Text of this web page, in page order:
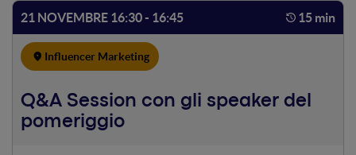
adottato da mesi i tone of voice più disparati per veicolare
messaggi ben specifici e ricorrenti. Analizzeremo nel
dettaglio e con numeri alla mano come il mercato
mesi traendone interessanti spunti di riflessione,
vestendo sia i panni delle aziende che dei creator.
Approfondiremo due importanti case history
21 NOVEMBRE 16:30 - 16:45 15 min
Influencer Marketing
Q&A Session con gli speaker del
pomeriggio